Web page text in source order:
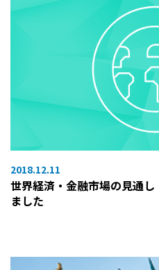
2018.12.11
世界経済・金融市場の見通
ました